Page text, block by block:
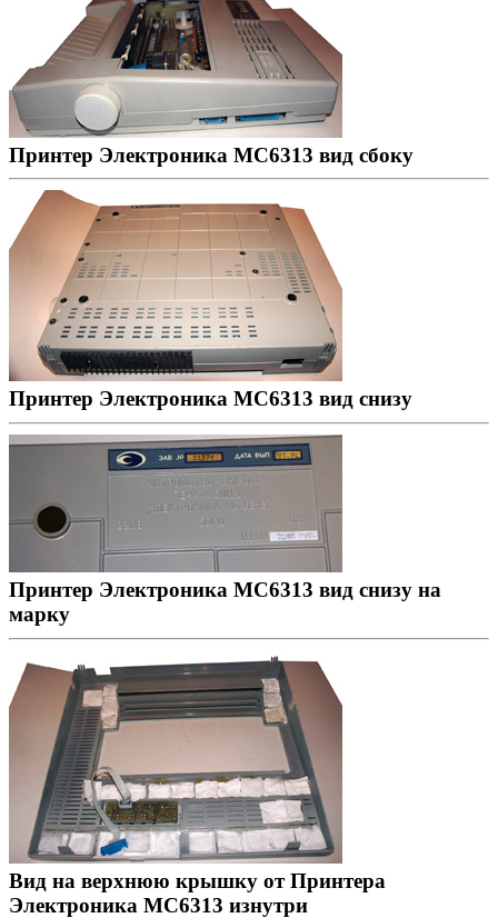
Принтер Электроника МС6313 вид сбоку
Принтер Электроника МС6313 вид снизу
Принтер Электроника МС6313 вид снизу на
марку
Вид на верхнюю крышку от Принтера
Электроника МС6313 изнутри